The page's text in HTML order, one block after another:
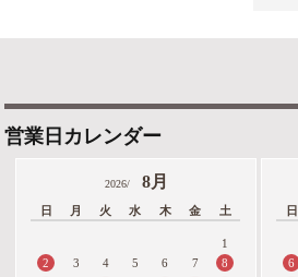
営業日カレンダー
2026/ 8月
日 月 火 水 木 金 土
1
2
3 4 5 6 7
8
日
6